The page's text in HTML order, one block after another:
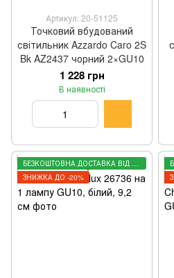
Артикул: 20-51125
Точковий вбудований
світильник Azzardo Caro 2S
Bk AZ2437 чорний 2×GU10
1 228 грн
В наявності
БЕЗКОШТОВНА ДОСТАВКА ВІД 3000 ГРН
ЗНИЖКА ДО -20%